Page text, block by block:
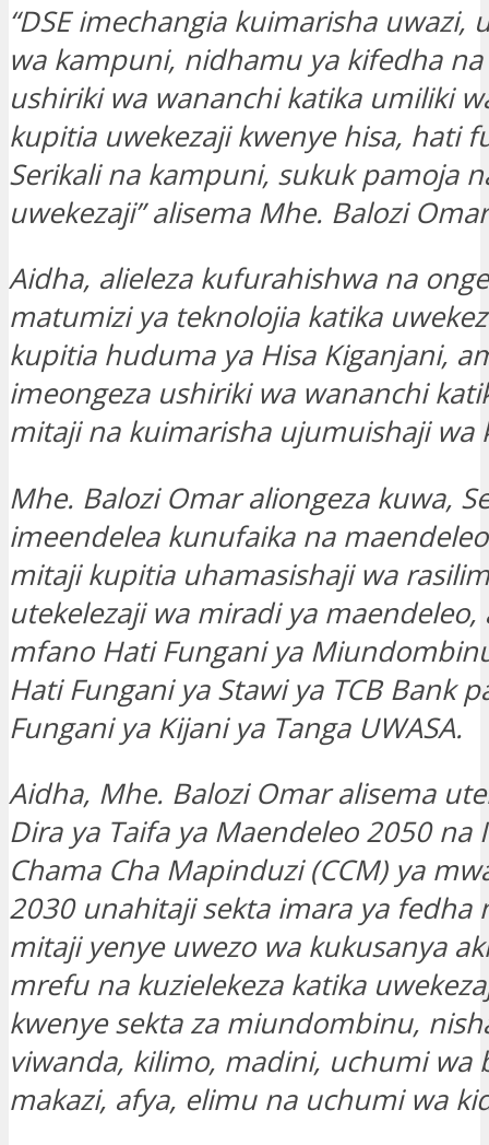
“DSE imechangia kuimarisha uwazi,
wa kampuni, nidhamu ya kifedha
ushiriki wa wananchi katika umiliki
kupitia uwekezaji kwenye hisa, hati
Serikali na kampuni, sukuk pamoja
uwekezaji” alisema Mhe. Balozi
Aidha, alieleza kufurahishwa na
matumizi ya teknolojia katika
kupitia huduma ya Hisa Kiganjani,
imeongeza ushiriki wa wananchi
mitaji na kuimarisha ujumuishaji wa
Mhe. Balozi Omar aliongeza kuwa,
imeendelea kunufaika na
mitaji kupitia uhamasishaji wa
utekelezaji wa miradi ya maendeleo,
mfano Hati Fungani ya
Hati Fungani ya Stawi ya TCB Bank
Fungani ya Kijani ya Tanga UWASA.
Aidha, Mhe. Balozi Omar alisema
Dira ya Taifa ya Maendeleo 2050 na
Chama Cha Mapinduzi (CCM) ya
2030 unahitaji sekta imara ya fedha
mitaji yenye uwezo wa kukusanya
mrefu na kuzielekeza katika
kwenye sekta za miundombinu,
viwanda, kilimo, madini, uchumi wa
makazi, afya, elimu na uchumi wa